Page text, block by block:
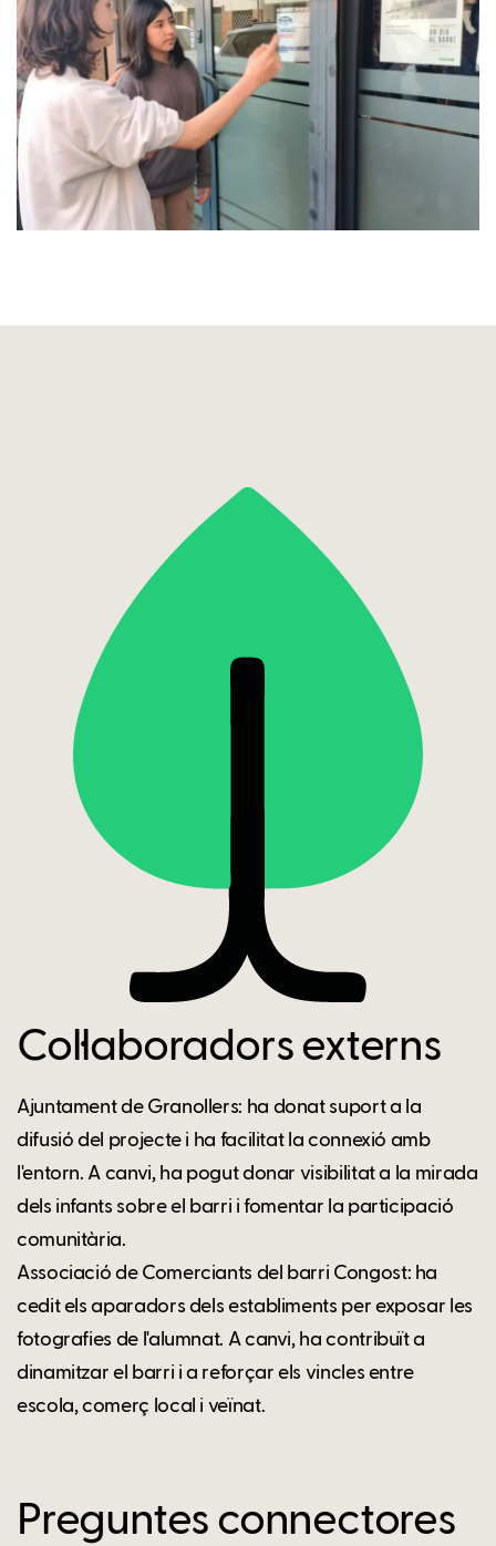
Col·laboradors externs
Ajuntament de Granollers: ha donat suport a la
difusió del projecte i ha facilitat la connexió amb
l'entorn. A canvi, ha pogut donar visibilitat a la mirada
dels infants sobre el barri i fomentar la participació
comunitària.
Associació de Comerciants del barri Congost: ha
cedit els aparadors dels establiments per exposar les
fotografies de l'alumnat. A canvi, ha contribuït a
dinamitzar el barri i a reforçar els vincles entre
escola, comerç local i veïnat.
Preguntes connectores